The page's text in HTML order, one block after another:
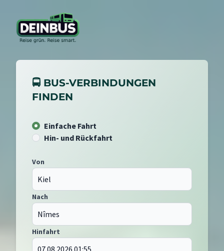
🚍 BUS-VERBINDUNGEN
FINDEN
Einfache Fahrt
Hin- und Rückfahrt
Von
Nach
Hinfahrt